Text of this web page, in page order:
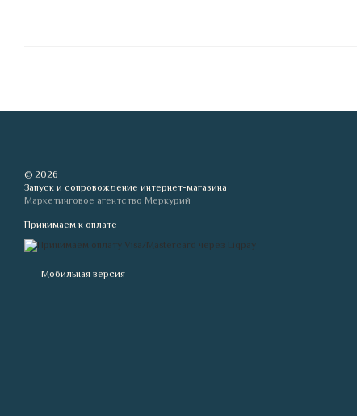
© 2026
Запуск и сопровождение интернет-магазина
Маркетинговое агентство Меркурий
Принимаем к оплате
Мобильная версия